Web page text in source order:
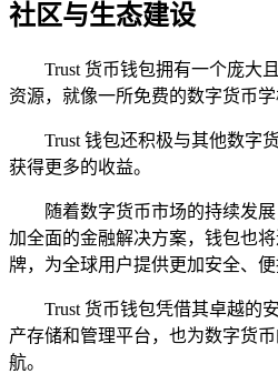
社区与生态建设
Trust 货币钱包拥有一个庞大
资源，就像一所免费的数字货币
Trust 钱包还积极与其他数字
获得更多的收益。
随着数字货币市场的持续发
加全面的金融解决方案，钱包也
牌，为全球用户提供更加安全、
Trust 货币钱包凭借其卓越的
产存储和管理平台，也为数字货
航。